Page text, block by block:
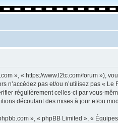
», « https://www.l2tc.com/forum »),
n’accédez pas et/ou n’utilisez pas «
régulièrement celles-ci par vous-
découlant des mises à jour et/ou
», « phpBB Limited », «